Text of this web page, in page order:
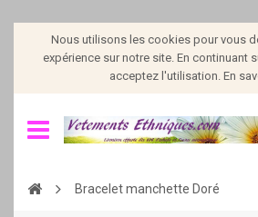
Nous utilisons les cookies pour vous
expérience sur notre site. En continuant
acceptez l'utilisation. En
Bracelet manchette Doré